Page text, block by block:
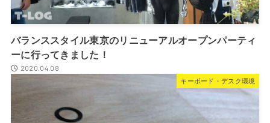
バランススタイル東京のリニューアルオープンパーティ
ーに行ってきました！
2020.04.08
キーボード・デスク環境